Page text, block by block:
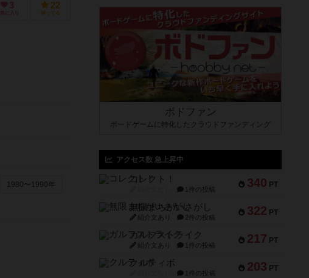
3
気に入り
22
持ってる
1980〜1990年
ボドファン
ボードゲームに特化したクラウドファンディング
アクセス数 急上昇中
340 PT
コレクト！
1件の投稿
322 PT
無限まちがいさがし
紹介文あり 2件の投稿
217 PT
ガルフストライク
紹介文あり 1件の投稿
203 PT
クルティボ
1件の投稿